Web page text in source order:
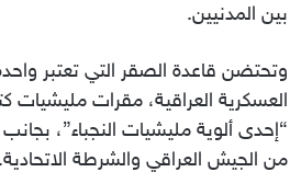
بين المدنيين.
وتحتضن قاعدة الصقر التي تعتبر
العسكرية العراقية، مقرات مليشيات
من الجيش العراقي والشرطة الاتحادية.